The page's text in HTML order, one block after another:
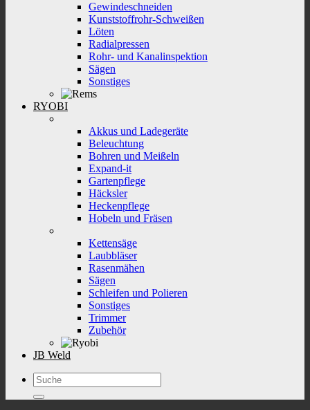
Gewindeschneiden
Kunststoffrohr-Schweißen
Löten
Radialpressen
Rohr- und Kanalinspektion
Sägen
Sonstiges
RYOBI
Akkus und Ladegeräte
Beleuchtung
Bohren und Meißeln
Expand-it
Gartenpflege
Häcksler
Heckenpflege
Hobeln und Fräsen
Kettensäge
Laubbläser
Rasenmähen
Sägen
Schleifen und Polieren
Sonstiges
Trimmer
Zubehör
JB Weld
Suchen
nach: